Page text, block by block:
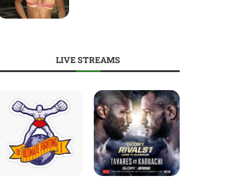
LIVE STREAMS